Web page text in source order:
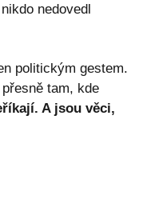
nedovedl
politickým gestem.
tam, kde
A jsou věci,